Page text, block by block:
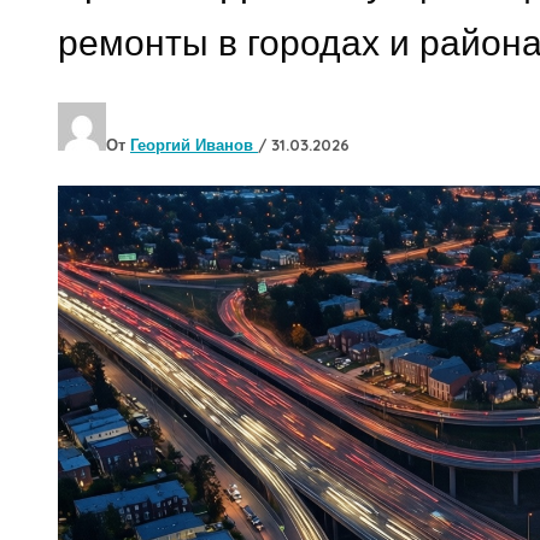
ремонты в городах и
От Георгий Иванов / 31.03.2026